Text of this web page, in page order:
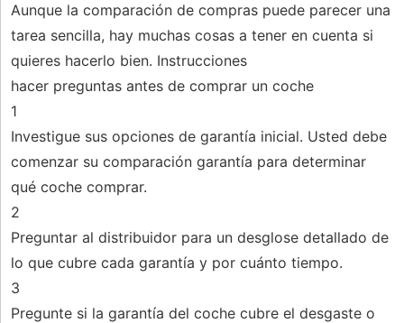
Aunque la comparación de compras puede parecer una
tarea sencilla, hay muchas cosas a tener en cuenta si
quieres hacerlo bien. Instrucciones
hacer preguntas antes de comprar un coche
1
Investigue sus opciones de garantía inicial. Usted debe
comenzar su comparación garantía para determinar
qué coche comprar.
2
Preguntar al distribuidor para un desglose detallado de
lo que cubre cada garantía y por cuánto tiempo.
3
Pregunte si la garantía del coche cubre el desgaste o